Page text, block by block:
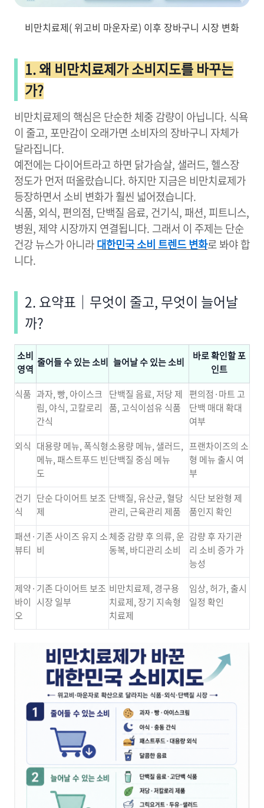
비만치료제( 위고비 마운자로) 이후 장바구니 시장 변화
1. 왜 비만치료제가 소비지도를 바꾸는
가?
비만치료제의 핵심은 단순한 체중 감량이 아닙니다. 식욕
이 줄고, 포만감이 오래가면 소비자의 장바구니 자체가
달라집니다.
예전에는 다이어트라고 하면 닭가슴살, 샐러드, 헬스장
정도가 먼저 떠올랐습니다. 하지만 지금은 비만치료제가
등장하면서 소비 변화가 훨씬 넓어졌습니다.
식품, 외식, 편의점, 단백질 음료, 건기식, 패션, 피트니스,
병원, 제약 시장까지 연결됩니다. 그래서 이 주제는 단순
건강 뉴스가 아니라대한민국 소비 트렌드 변화로 봐야 합
니다.
2. 요약표｜무엇이 줄고, 무엇이 늘어날
까?
소비
영역
줄어들 수 있는 소비 늘어날 수 있는 소비
바로 확인할 포
인트
식품 과자, 빵, 아이스크
림, 야식, 고칼로리
간식
단백질 음료, 저당 제
품, 고식이섬유 식품
편의점·마트 고
단백 매대 확대
여부
외식 대용량 메뉴, 폭식형
메뉴, 패스트푸드 빈
도
소용량 메뉴, 샐러드,
단백질 중심 메뉴
프랜차이즈의 소
형 메뉴 출시 여
부
건기
식
단순 다이어트 보조
제
단백질, 유산균, 혈당
관리, 근육관리 제품
식단 보완형 제
품인지 확인
패션·
뷰티
기존 사이즈 유지 소
비
체중 감량 후 의류, 운
동복, 바디관리 소비
감량 후 자기관
리 소비 증가 가
능성
제약·
바이
오
기존 다이어트 보조
시장 일부
비만치료제, 경구용
치료제, 장기 지속형
치료제
임상, 허가, 출시
일정 확인